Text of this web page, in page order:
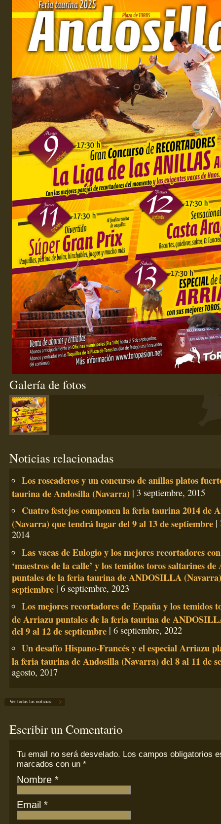
Galería de fotos
Noticias relacionadas
Los roscaderos y un concurso de anillas platos
taurina de Andosilla (Navarra)| 3 septiembre, 2015
Cuatro festejos componen la feria taurina 2014 de
(Navarra) que tendrá lugar del 9 al 13 de septiembre|
2014
Las vacas de Eulogio y los mejores recortadores
‘maestros de la calle’ y los temidos toros saltarines
puntales de la feria taurina de ANDOSILLA
septiembre| 6 septiembre, 2023
Los mejores recortadores de España y los temidos
de Arriazu puntales de la feria taurina de
del 9 al 12 de septiembre| 6 septiembre, 2022
Un desafío Hispano-Francés y el especial Arriazu
la feria taurina de Andosilla (Navarra) del 8 al 11 de
agosto, 2017
Ver todas las noticias
Escribir un Comentario
Tu email noserá desvelado. Los campos obligatorios
marcados con un *
Nombre *
Email *